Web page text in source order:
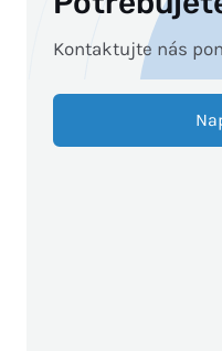
Kontaktujte nás